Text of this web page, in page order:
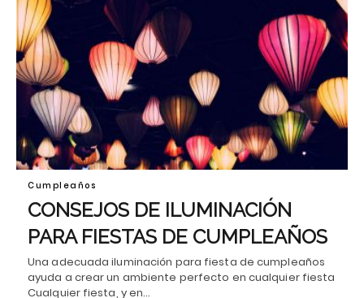
Cumpleaños
CONSEJOS DE ILUMINACIÓN
PARA FIESTAS DE CUMPLEAÑOS
Una adecuada iluminación para fiesta de cumpleaños
ayuda a crear un ambiente perfecto en cualquier fiesta
Cualquier fiesta, y en…